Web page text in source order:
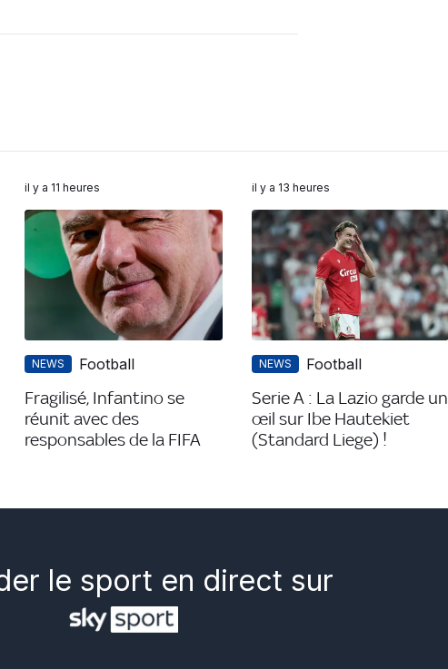
il y a 11 heures
NEWS Football
Fragilisé, Infantino se
réunit avec des
responsables de la FIFA
il y a 13 heures
NEWS Football
Serie A : La Lazio garde un
œil sur Ibe Hautekiet
(Standard Liege) !
le sport en direct sur